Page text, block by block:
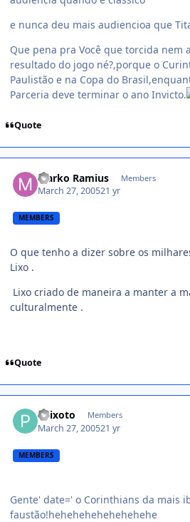
e nunca deu mais audiencioa que
Que pena pra Você que torcida nem
resultado do jogo né?,porque o
Paulistão e na Copa do
Parceria deve terminar o ano Invicto.
Quote
Marko Ramius Members
March 27, 200521 yr
MEMBERS
O que tenho a dizer sobre os
Lixo .
Lixo criado de maneira a manter a
culturalmente .
Quote
Peixoto Members
March 27, 200521 yr
MEMBERS
Gente' date=' o Corinthians da mais
faustão!hehehehehehehehehe